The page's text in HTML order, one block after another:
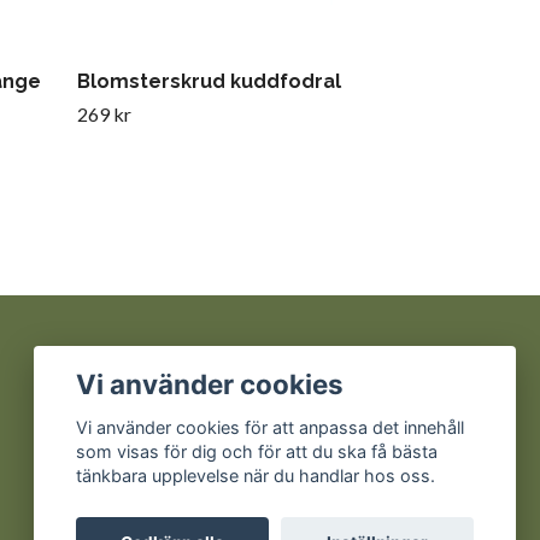
Blomsterskrud kuddfodral
269 kr
Facebook
Instagram
Vi använder cookies
Vi använder cookies för att anpassa det innehåll
som visas för dig och för att du ska få bästa
tänkbara upplevelse när du handlar hos oss.